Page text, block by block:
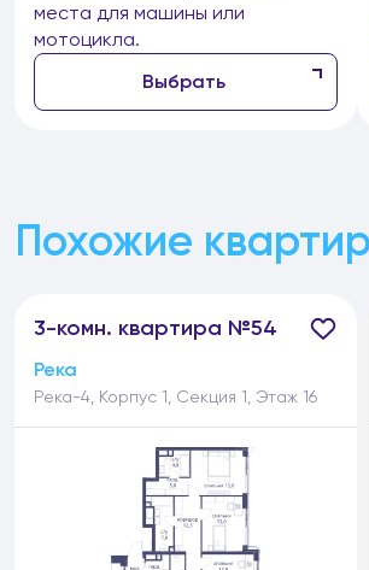
места для машины или
мотоцикла.
Выбрать
Похожие
3-комн. квартира №54
Река
Река-4, Корпус 1, Секция 1, Этаж 16